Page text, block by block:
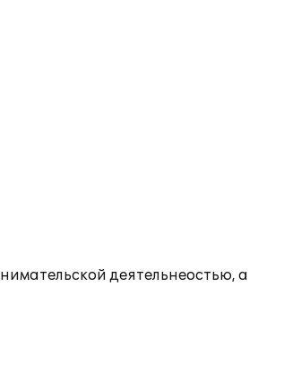
деятельнеостью, а